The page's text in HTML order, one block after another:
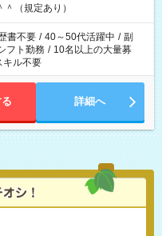
（規定あり）
書不要 / 40～50代活躍中 / 副
フト勤務 / 10名以上の大量募
キル不要
詳細へ